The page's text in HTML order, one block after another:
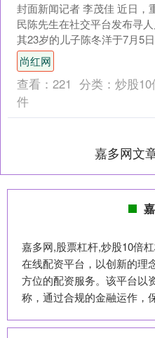
封面新闻记者 李茂佳 近日，
民陈先生在社交平台发布寻
其23岁的儿子陈冬洋于7月5
璧泉街道高家院子走失，随后
于失联状态。 璧....
尚红网
查看： 221 分类： 炒股
件
嘉多网文
嘉多网,股票杠杆,炒股10倍
在线配资平台，以创新的理
方位的配资服务。该平台以
称，通过合规的金融运作，